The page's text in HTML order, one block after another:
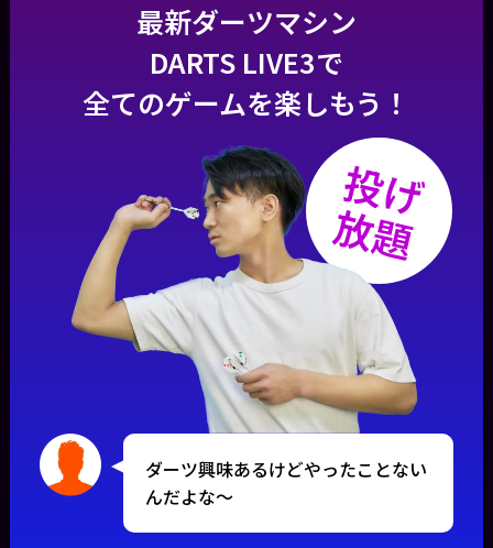
最新ダーツマシン
DARTS LIVE3で
全てのゲームを楽しもう！
投げ
放題
ダーツ興味あるけどやったことない
んだよな〜